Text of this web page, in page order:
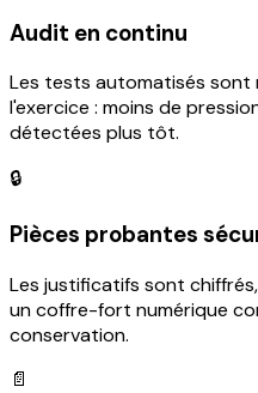
Audit en continu
Les tests automatisés sont
l'exercice : moins de
détectées plus tôt.
🔒
Pièces probantes
Les justificatifs sont
un coffre-fort numérique
conservation.
📄